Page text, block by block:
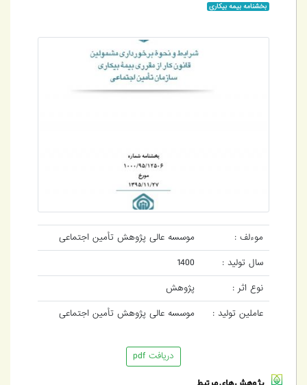
بخشنامه بیمه بیکاری
موءلف :
موسسه عالی پژوهش تأمین اجتماعی
سال تولید :
1400
نوع اثر :
پژوهش
عاملین تولید :
موسسه عالی پژوهش تأمین اجتماعی
دریافت pdf